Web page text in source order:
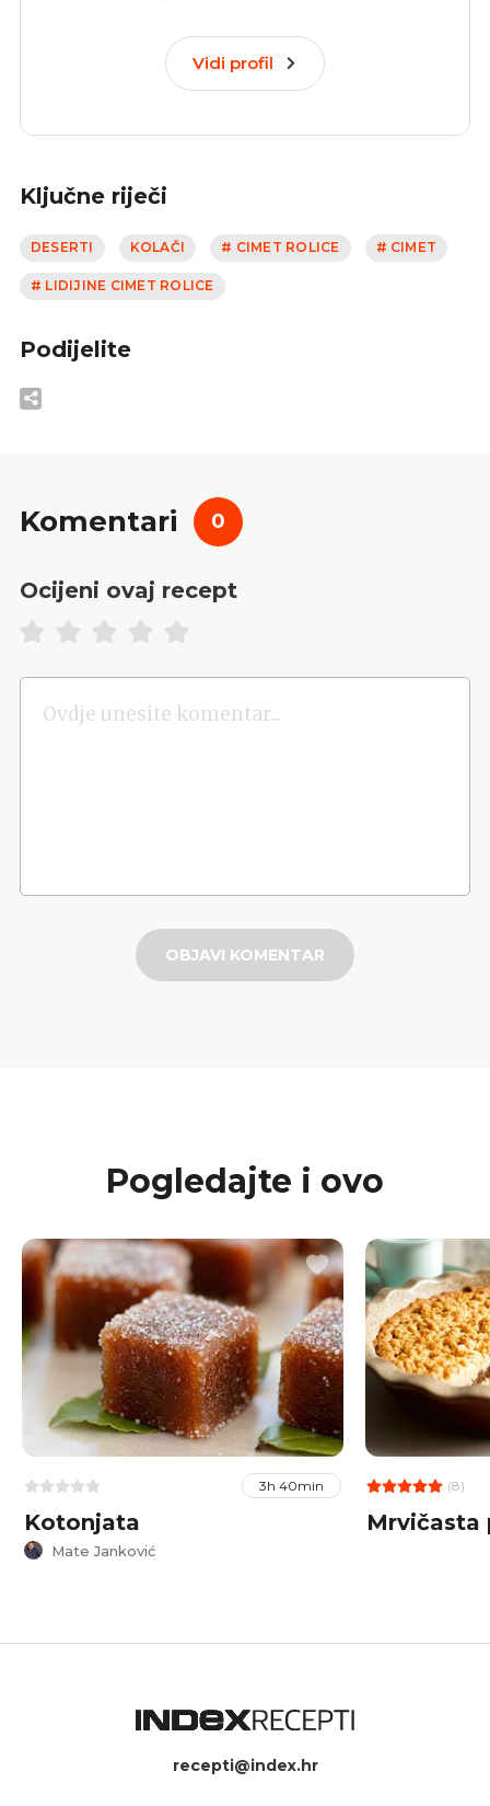
Vidi profil
Ključne riječi
DESERTI KOLAČI # CIMET ROLICE # CIMET
# LIDIJINE CIMET ROLICE
Podijelite
Komentari 0
Ocijeni ovaj recept
OBJAVI KOMENTAR
Pogledajte i ovo
3h 40min
Kotonjata
Mate Janković
(8)
Mrvičasta
recepti@index.hr